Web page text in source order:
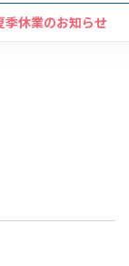
季休業のお知らせ